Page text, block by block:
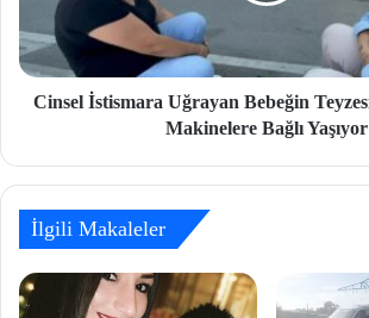
Cinsel İstismara Uğrayan Bebeğin
Makinelere Bağlı Yaşıyor
İlgili Makaleler